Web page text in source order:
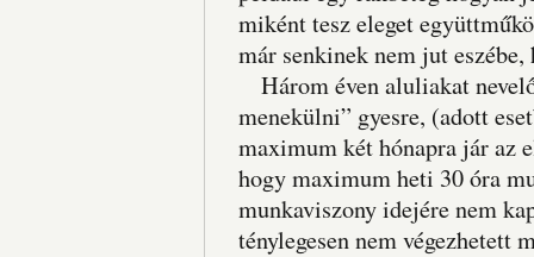
miként tesz eleget
már senkinek nem jut
Három éven aluliakat
menekülni” gyesre, (adott
maximum két hónapra jár az
hogy maximum heti 30 óra
munkaviszony idejére nem
ténylegesen nem végezhetett